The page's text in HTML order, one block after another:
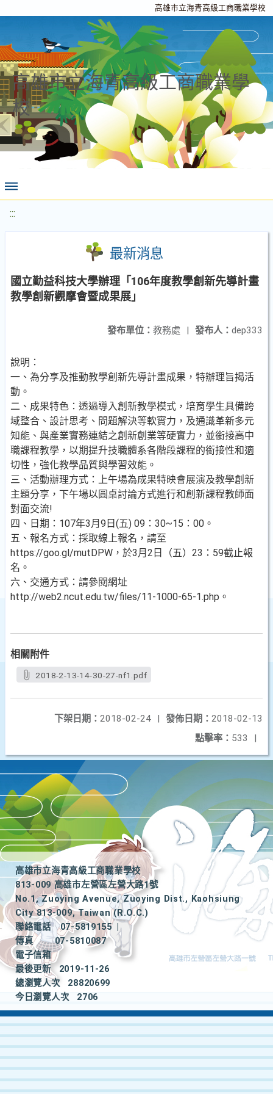
高雄市立海青高級工商職業學校
高雄市立海青高級工商職業學
校
:::
最新消息
國立勤益科技大學辦理「106年度教學創新先導計畫
教學創新觀摩會暨成果展」
發布人： dep333
發布單位： 教務處 |
說明：
一、為分享及推動教學創新先導計畫成果，特辦理旨揭活
動。
二、成果特色：透過導入創新教學模式，培育學生具備跨
域整合、設計思考、問題解決等軟實力，及通識革新多元
知能、與產業實務連結之創新創業等硬實力，並銜接高中
職課程教學，以期提升技職體系各階段課程的銜接性和適
切性，強化教學品質與學習效能。
三、活動辦理方式：上午場為成果特映會展演及教學創新
主題分享，下午場以圓桌討論方式進行和創新課程教師面
對面交流!
四、日期：107年3月9日(五) 09：30~15：00。
五、報名方式：採取線上報名，請至
https://goo.gl/mutDPW，於3月2日（五）23：59截止報
名。
六、交通方式：請參閱網址
http://web2.ncut.edu.tw/files/11-1000-65-1.php。
相關附件
2018-2-13-14-30-27-nf1.pdf
發佈日期： 2018-02-13
下架日期： 2018-02-24
|
點擊率： 533 |
高雄市立海青高級工商職業學校
813-009 高雄市左營區左營大路1號
No.1, Zuoying Avenue, Zuoying Dist., Kaohsiung
City 813-009, Taiwan (R.O.C.)
聯絡電話
07-5819155
|
傳真
07-5810087
電子信箱
最後更新
2019-11-26
總瀏覽人次
28820699
今日瀏覽人次
2706